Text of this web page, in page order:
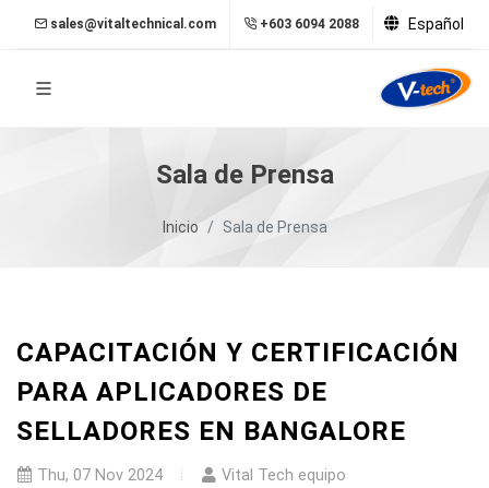
sales@vitaltechnical.com +603 6094 2088 Español
Sala de Prensa
Inicio Sala de Prensa
CAPACITACIÓN Y CERTIFICACIÓN
PARA APLICADORES DE
SELLADORES EN BANGALORE
Thu, 07 Nov 2024 Vital Tech equipo